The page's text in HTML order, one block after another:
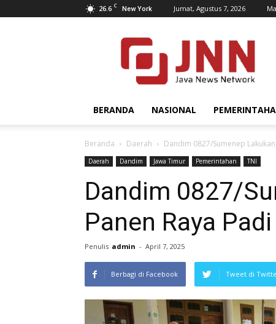
26.6 C New York Jumat, Agustus 7, 2026
JNN.co.id
BERANDA NASIONAL
Beranda Daerah Dandim 0827/Sumenep
Daerah Dandim Jawa Timur Pemerintahan TNI
Dandim 0827/
Panen Raya
Penulis admin - April 7, 2025
Berbagi di Facebook Tweet di